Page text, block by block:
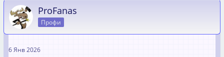
ProFanas
Профи
6 Янв 2026